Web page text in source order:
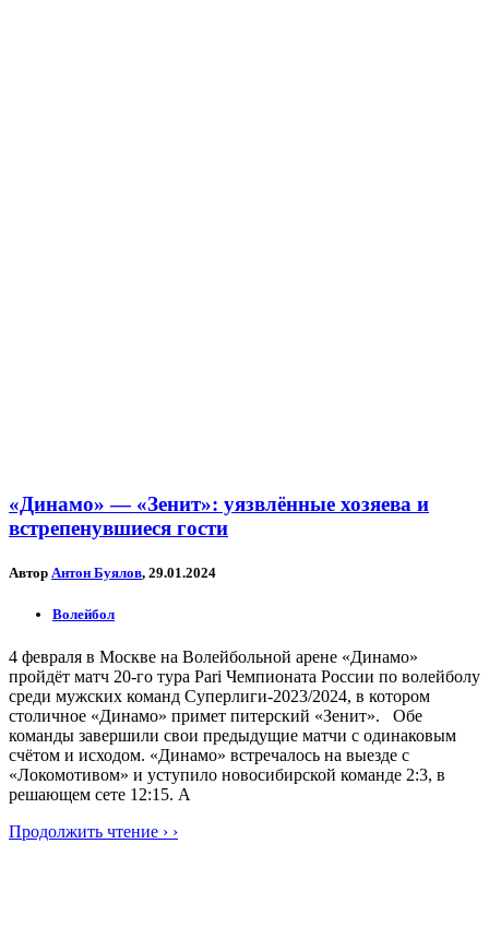
«Динамо» — «Зенит»: уязвлённые хозяева и
встрепенувшиеся гости
Автор Антон Буялов, 29.01.2024
Волейбол
4 февраля в Москве на Волейбольной арене «Динамо»
пройдёт матч 20-го тура Pari Чемпионата России по волейболу
среди мужских команд Суперлиги-2023/2024, в котором
столичное «Динамо» примет питерский «Зенит». Обе
команды завершили свои предыдущие матчи с одинаковым
счётом и исходом. «Динамо» встречалось на выезде с
«Локомотивом» и уступило новосибирской команде 2:3, в
решающем сете 12:15. А
Продолжить чтение › ›